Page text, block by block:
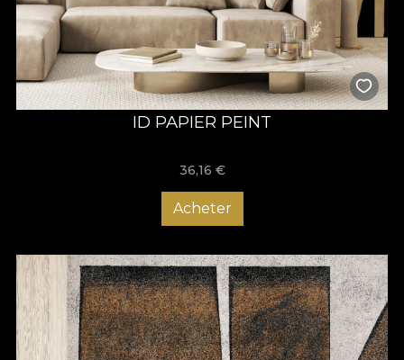
ID PAPIER PEINT
36,16 €
Acheter